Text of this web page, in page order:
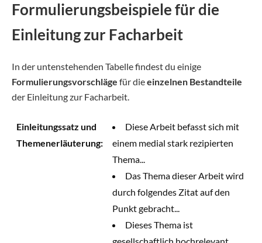
Formulierungsbeispiele für die
Einleitung zur Facharbeit
In der untenstehenden Tabelle findest du einige
Formulierungsvorschläge für dieeinzelnen Bestandteile
der Einleitung zur Facharbeit.
Einleitungssatz und
Themenerläuterung:
Diese Arbeit befasst sich mit
einem medial stark rezipierten
Thema...
Das Thema dieser Arbeit wird
durch folgendes Zitat auf den
Punkt gebracht...
Dieses Thema ist